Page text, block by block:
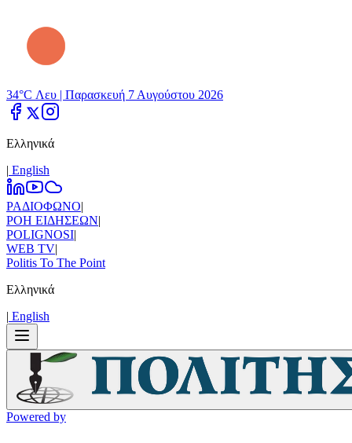
34°C Λευ | Παρασκευή 7 Αυγούστου 2026
Ελληνικά
| Εnglish
ΡΑΔΙΟΦΩΝΟ|
ΡΟΗ ΕΙΔΗΣΕΩΝ|
POLIGNOSI|
WEB TV|
Politis To The Point
Ελληνικά
| Εnglish
Powered by